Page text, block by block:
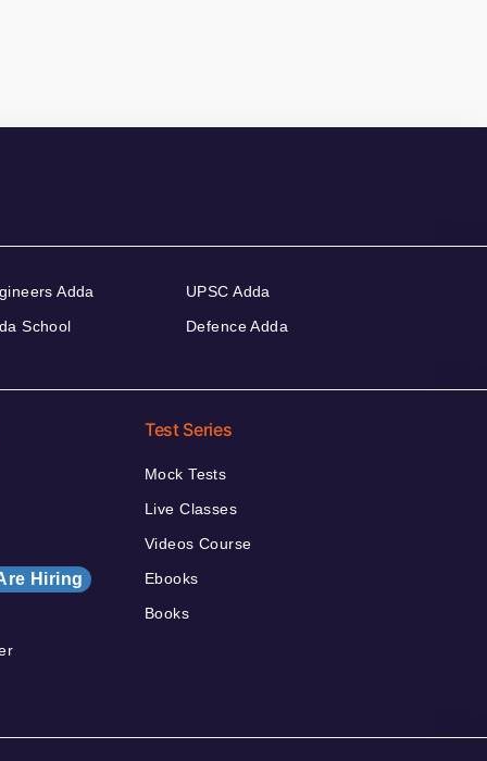
Adda
School
UPSC Adda
Defence Adda
Hiring
Test Series
Mock Tests
Live Classes
Videos Course
Ebooks
Books